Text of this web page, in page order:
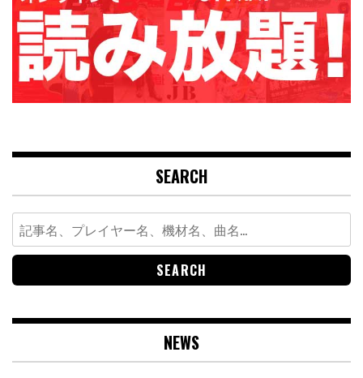
SEARCH
Search
for:
NEWS